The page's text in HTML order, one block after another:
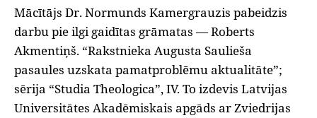
Mācītājs Dr. Normunds Kamergrauzis pabeidzis
darbu pie ilgi gaidītas grāmatas — Roberts
Akmentiņš. “Rakstnieka Augusta Saulieša
pasaules uzskata pamatproblēmu aktualitāte”;
sērija “Studia Theologica”, IV. To izdevis Latvijas
Universitātes Akadēmiskais apgāds ar Zviedrijas